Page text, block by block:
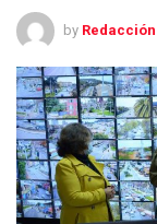
by Redacción